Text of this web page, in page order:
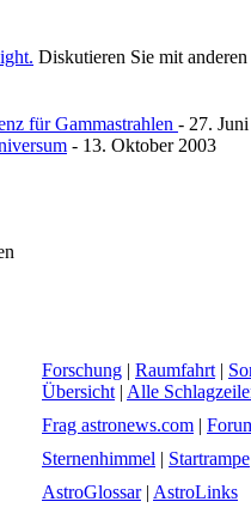
Diskutieren Sie mit
für Gammastrahlen - 27.
- 13. Oktober 2003
Forschung | Raumfahrt |
Übersicht | Alle
Frag astronews.com |
Sternenhimmel | Startrampe
AstroGlossar| AstroLinks